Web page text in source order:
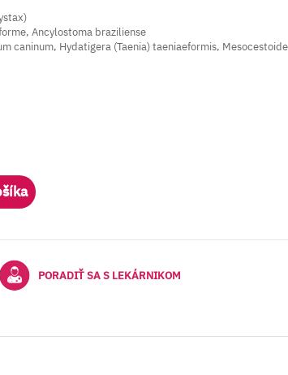
Ancylostoma braziliense
caninum, Hydatigera (Taenia) taeniaeformis,
PORADIŤ SA S LEKÁRNIKOM